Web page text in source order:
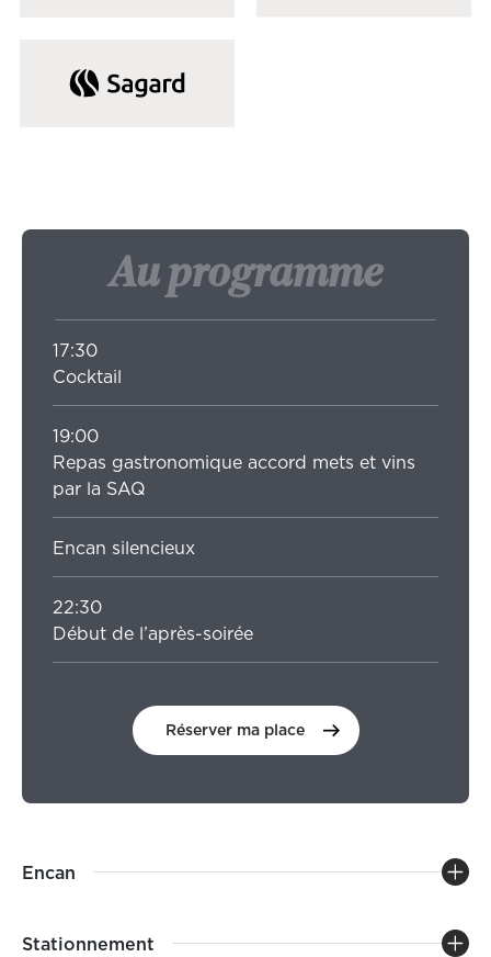
Au programme
17:30
Cocktail
19:00
Repas gastronomique accord mets et vins
par la SAQ
Encan silencieux
22:30
Début de l’après-soirée
Réserver ma place
Encan
Stationnement